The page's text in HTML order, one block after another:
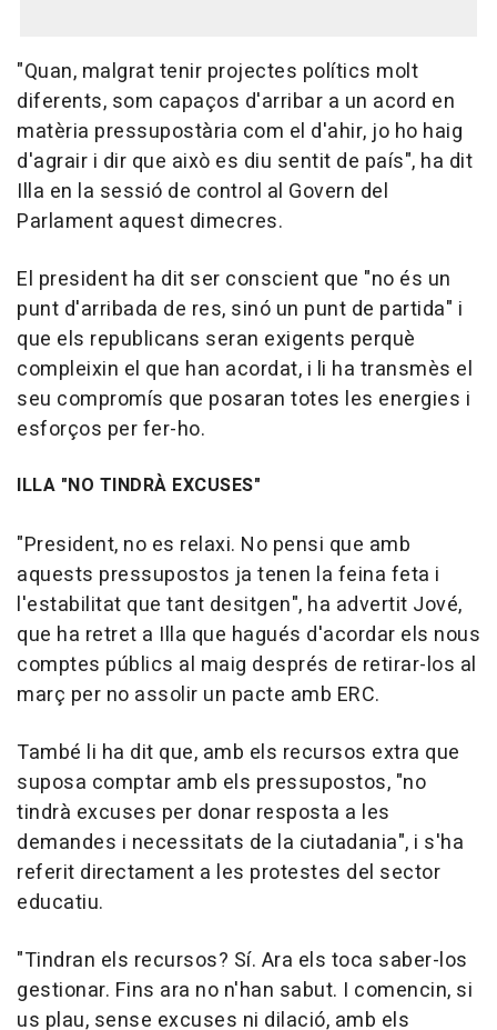
"Quan, malgrat tenir projectes polítics molt
diferents, som capaços d'arribar a un acord en
matèria pressupostària com el d'ahir, jo ho haig
d'agrair i dir que això es diu sentit de país", ha dit
Illa en la sessió de control al Govern del
Parlament aquest dimecres.
El president ha dit ser conscient que "no és un
punt d'arribada de res, sinó un punt de partida" i
que els republicans seran exigents perquè
compleixin el que han acordat, i li ha transmès el
seu compromís que posaran totes les energies i
esforços per fer-ho.
ILLA "NO TINDRÀ EXCUSES"
"President, no es relaxi. No pensi que amb
aquests pressupostos ja tenen la feina feta i
l'estabilitat que tant desitgen", ha advertit Jové,
que ha retret a Illa que hagués d'acordar els nous
comptes públics al maig després de retirar-los al
març per no assolir un pacte amb ERC.
També li ha dit que, amb els recursos extra que
suposa comptar amb els pressupostos, "no
tindrà excuses per donar resposta a les
demandes i necessitats de la ciutadania", i s'ha
referit directament a les protestes del sector
educatiu.
"Tindran els recursos? Sí. Ara els toca saber-los
gestionar. Fins ara no n'han sabut. I comencin, si
us plau, sense excuses ni dilació, amb els